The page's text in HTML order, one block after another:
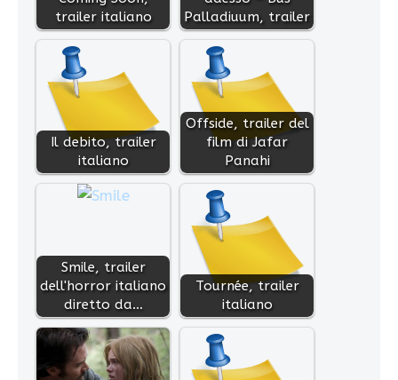
trailer italiano
Palladiuum, trailer
Il debito, trailer
italiano
Offside, trailer del
film di Jafar
Panahi
Smile, trailer
dell'horror italiano
diretto da…
Tournée, trailer
italiano